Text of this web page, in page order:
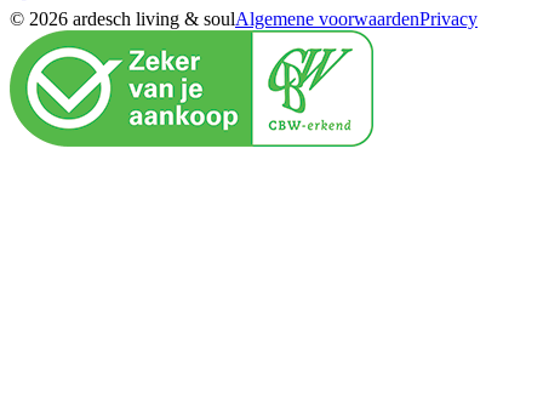
© 2026 ardesch living & soulAlgemene voorwaardenPrivacy